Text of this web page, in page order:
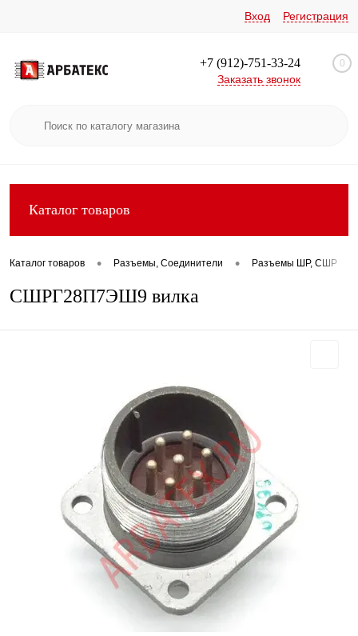
Вход Регистрация
+7 (912)-751-33-24
Заказать звонок
0
Каталог товаров
Каталог товаров • Разъемы, Соединители • Разъемы ШР, СШР
СШРГ28П7ЭШ9 вилка